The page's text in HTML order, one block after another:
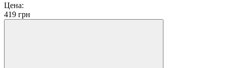
Цена:
419 грн